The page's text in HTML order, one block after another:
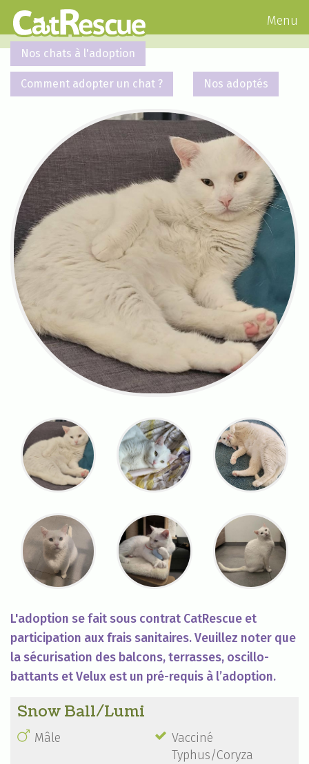
Menu
Nos chats à l'adoption
Comment adopter un chat ? Nos adoptés
L'adoption se fait sous contrat CatRescue et
participation aux frais sanitaires. Veuillez noter que
la sécurisation des balcons, terrasses, oscillo-
battants et Velux est un pré-requis à l’adoption.
Snow Ball/Lumi
 Mâle  Vacciné
Typhus/Coryza